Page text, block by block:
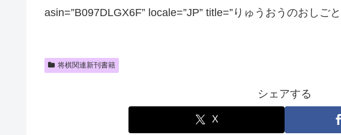
asin=”B097DLGX6F” locale=”JP” title=”りゅうおうのおしご
将棋関連新刊書籍
シェアする
X